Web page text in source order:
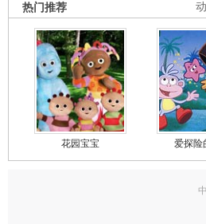
热门推荐
花园宝宝 爱探险